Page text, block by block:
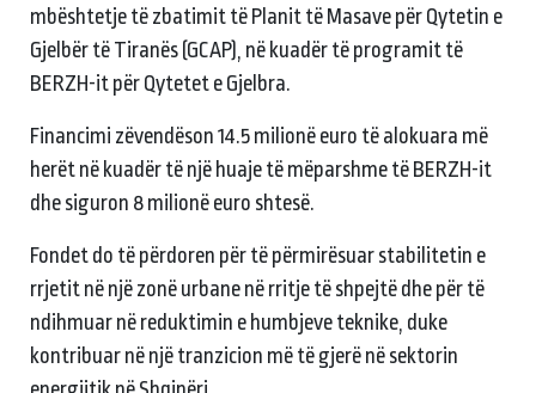
mbështetje të zbatimit të Planit të Masave për Qytetin e
Gjelbër të Tiranës (GCAP), në kuadër të programit të
BERZH-it për Qytetet e Gjelbra.
Financimi zëvendëson 14.5 milionë euro të alokuara më
herët në kuadër të një huaje të mëparshme të BERZH-it
dhe siguron 8 milionë euro shtesë.
Fondet do të përdoren për të përmirësuar stabilitetin e
rrjetit në një zonë urbane në rritje të shpejtë dhe për të
ndihmuar në reduktimin e humbjeve teknike, duke
kontribuar në një tranzicion më të gjerë në sektorin